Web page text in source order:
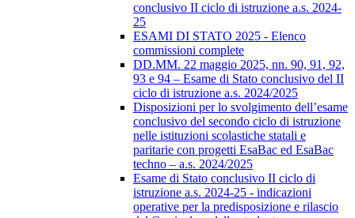
conclusivo II ciclo di istruzione a.s. 2024-
25
ESAMI DI STATO 2025 - Elenco
commissioni complete
DD.MM. 22 maggio 2025, nn. 90, 91, 92,
93 e 94 – Esame di Stato conclusivo del II
ciclo di istruzione a.s. 2024/2025
Disposizioni per lo svolgimento dell’esame
conclusivo del secondo ciclo di istruzione
nelle istituzioni scolastiche statali e
paritarie con progetti EsaBac ed EsaBac
techno – a.s. 2024/2025
Esame di Stato conclusivo II ciclo di
istruzione a.s. 2024-25 - indicazioni
operative per la predisposizione e rilascio